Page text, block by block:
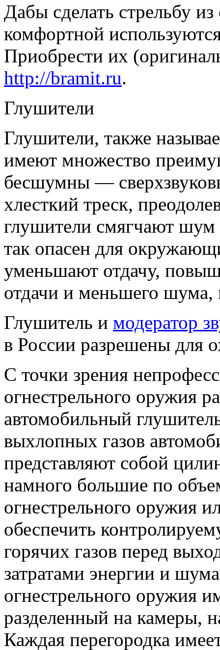
Дабы сделать стрельбу
комфортной
Приобрести их
http://bramit.ru.
Глушители
Глушители, также
имеют множество
бесшумны —
хлесткий треск,
глушители смягчают шум
так опасен для
уменьшают отдачу,
отдачи и меньшего шума,
Глушитель и модератор
в России разрешены для
С точки зрения
огнестрельного оружия
автомобильный
выхлопных газов
представляют собой
намного большие по
огнестрельного оружия
обеспечить
горячих газов перед
затратами энергии и
огнестрельного оружия
разделенный на камеры,
Каждая перегородка